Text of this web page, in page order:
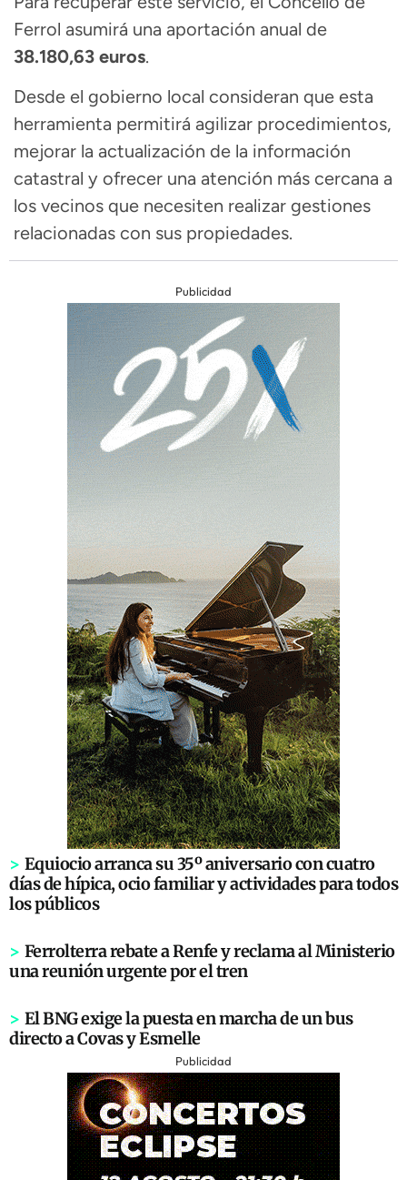
Ferrol asumirá una aportación anual de
38.180,63 euros.
Desde el gobierno local consideran que esta
herramienta permitirá agilizar procedimientos,
mejorar la actualización de la información
catastral y ofrecer una atención más cercana a
los vecinos que necesiten realizar gestiones
relacionadas con sus propiedades.
Publicidad
> Equiocio arranca su 35º aniversario con cuatro
días de hípica, ocio familiar y actividades para todos
los públicos
> Ferrolterra rebate a Renfe y reclama al Ministerio
una reunión urgente por el tren
> El BNG exige la puesta en marcha de un bus
directo a Covas y Esmelle
Publicidad